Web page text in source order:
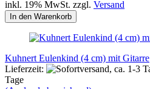
inkl. 19% MwSt. zzgl. Versand
In den Warenkorb
Kuhnert Eulenkind (4 cm) mit Gitarre
Lieferzeit:
Tage